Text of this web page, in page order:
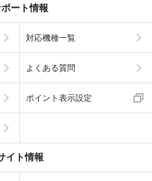
ート情報
対応機種一覧
よくある質問
ポイント表示設定
イト情報